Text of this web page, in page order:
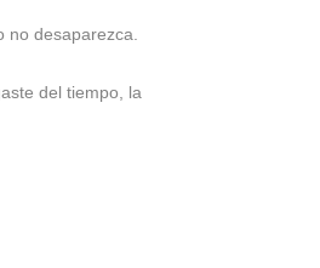
desaparezca.
del tiempo, la